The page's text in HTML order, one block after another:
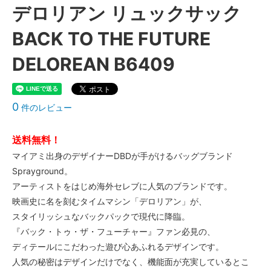
デロリアン リュックサック
BACK TO THE FUTURE
DELOREAN B6409
0 件のレビュー
送料無料！
マイアミ出身のデザイナーDBDが手がけるバッグブランド
Sprayground。
アーティストをはじめ海外セレブに人気のブランドです。
映画史に名を刻むタイムマシン「デロリアン」が、
スタイリッシュなバックパックで現代に降臨。
『バック・トゥ・ザ・フューチャー』ファン必見の、
ディテールにこだわった遊び心あふれるデザインです。
人気の秘密はデザインだけでなく、機能面が充実しているとこ